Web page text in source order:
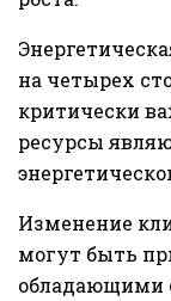
на четырех
критически
ресурсы
Изменение
могут быть
обладающими